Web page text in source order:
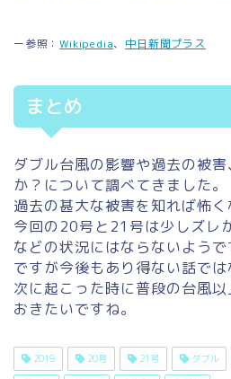
ー参照：Wikipedia、 中日新聞プラス
まとめ
ダブル台風の影響や過去の被
か？について調べてきました。
過去の甚大な被害を知れば怖く
今回の20号と21号は少しズレ
などの状況にはならないようで
ですが今後もあり得ない話では
次に起こった時に普段の台風
おきたいですね。
2019 20号 21号 ダブル